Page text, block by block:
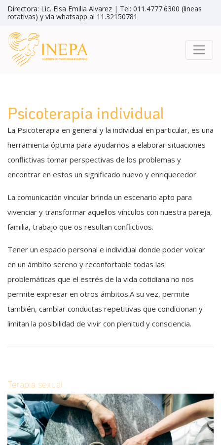
Directora: Lic. Elsa Emilia Alvarez | Tel: 011.4777.6300 (lineas
rotativas) y vía whatsapp al 11.32150781
Psicoterapia individual
La Psicoterapia en general y la individual en particular, es una
herramienta óptima para ayudarnos a elaborar situaciones
conflictivas tomar perspectivas de los problemas y
encontrar en estos un significado nuevo y enriquecedor.
La comunicación vincular brinda un escenario apto para
vivenciar y transformar aquellos vínculos con nuestra pareja,
familia, trabajo que os resultan conflictivos.
Tener un espacio personal e individual donde poder volcar
en un ámbito sereno y reconfortable todas las
problemáticas que el estrés de la vida cotidiana no nos
permite expresar en otros ámbitos.A su vez, permite
también, cambiar conductas repetitivas que condicionan y
limitan la posibilidad de vivir con plenitud y consciencia.
Terapia sexual